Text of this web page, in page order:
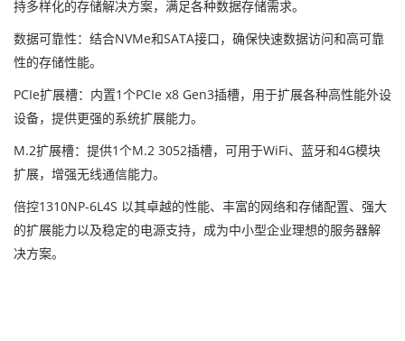
持多样化的存储解决方案，满足各种数据存储需求。
数据可靠性：结合NVMe和SATA接口，确保快速数据访问和高可靠
性的存储性能。
PCIe扩展槽：内置1个PCIe x8 Gen3插槽，用于扩展各种高性能外设
设备，提供更强的系统扩展能力。
M.2扩展槽：提供1个M.2 3052插槽，可用于WiFi、蓝牙和4G模块
扩展，增强无线通信能力。
倍控1310NP-6L4S 以其卓越的性能、丰富的网络和存储配置、强大
的扩展能力以及稳定的电源支持，成为中小型企业理想的服务器解
决方案。